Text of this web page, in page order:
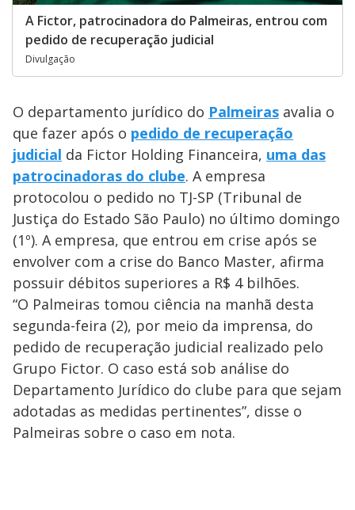
A Fictor, patrocinadora do Palmeiras, entrou com
pedido de recuperação judicial
Divulgação
O departamento jurídico do Palmeiras avalia o
que fazer após o pedido de recuperação
judicial da Fictor Holding Financeira, uma das
patrocinadoras do clube. A empresa
protocolou o pedido no TJ-SP (Tribunal de
Justiça do Estado São Paulo) no último domingo
(1º). A empresa, que entrou em crise após se
envolver com a crise do Banco Master, afirma
possuir débitos superiores a R$ 4 bilhões.
“O Palmeiras tomou ciência na manhã desta
segunda-feira (2), por meio da imprensa, do
pedido de recuperação judicial realizado pelo
Grupo Fictor. O caso está sob análise do
Departamento Jurídico do clube para que sejam
adotadas as medidas pertinentes”, disse o
Palmeiras sobre o caso em nota.